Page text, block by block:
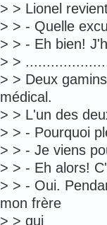
> > Lionel
> > - Quelle
> > - Eh bien!
> >
> > Deux
médical.
> > L'un des
> > - Pourquoi
> > - Je viens
> > - Eh alors!
> > - Oui.
mon frère
> > qui